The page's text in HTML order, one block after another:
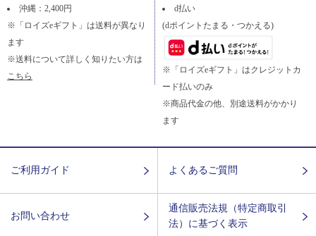
沖縄：2,400円
※「ロイズeギフト」は送料が異なり
ます
※送料について詳しく知りたい方は
こちら
d払い
(dポイントたまる・つかえる)
※「ロイズeギフト」はクレジットカ
ード払いのみ
※商品代金の他、別途送料がかかり
ます
ご利用ガイド よくあるご質問
お問い合わせ
通信販売法規（特定商取引
法）に基づく表示